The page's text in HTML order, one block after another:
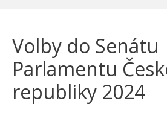
Volby do Senátu
Parlamentu
republiky 2024